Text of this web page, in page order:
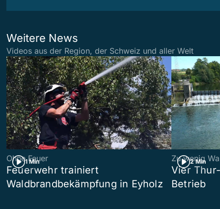
Weitere News
Videos aus der Region, der Schweiz und aller Welt
1 Min
Ohne Feuer
Feuerwehr trainiert
Waldbrandbekämpfung in Eyholz
2 Min
Zu wenig
Vier
Betrieb